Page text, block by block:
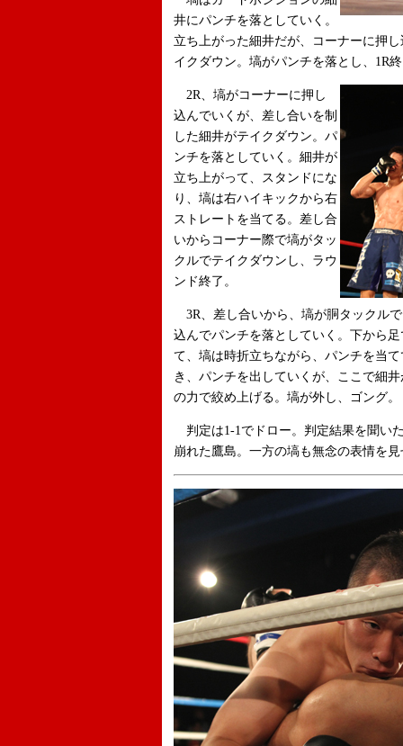
井にパンチを落としていく。
立ち上がった細井だが、コーナーに押
イクダウン。塙がパンチを落とし、1R
2R、塙がコーナーに押し
込んでいくが、差し合いを制
した細井がテイクダウン。パ
ンチを落としていく。細井が
立ち上がって、スタンドにな
り、塙は右ハイキックから右
ストレートを当てる。差し合
いからコーナー際で塙がタッ
クルでテイクダウンし、ラウ
ンド終了。
3R、差し合いから、塙が胴タックル
込んでパンチを落としていく。下から
て、塙は時折立ちながら、パンチを当
き、パンチを出していくが、ここで細
の力で絞め上げる。塙が外し、ゴング。
判定は1-1でドロー。判定結果を聞い
崩れた鷹島。一方の塙も無念の表情を